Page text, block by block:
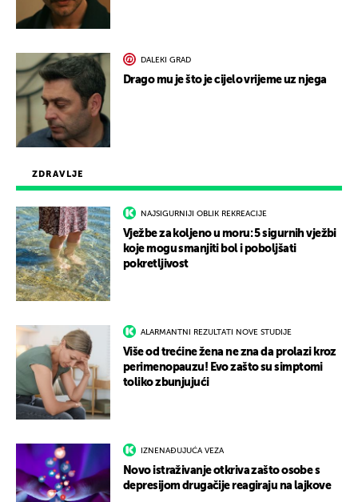
ZDRAVLJE
NAJSIGURNIJI OBLIK REKREACIJE
Vježbe za koljeno u moru: 5 sigurnih vježbi
koje mogu smanjiti bol i poboljšati
pokretljivost
ALARMANTNI REZULTATI NOVE STUDIJE
Više od trećine žena ne zna da prolazi kroz
perimenopauzu! Evo zašto su simptomi
toliko zbunjujući
IZNENAĐUJUĆA VEZA
Novo istraživanje otkriva zašto osobe s
depresijom drugačije reagiraju na lajkove
DALEKI GRAD
Drago mu je što je cijelo vrijeme uz njega